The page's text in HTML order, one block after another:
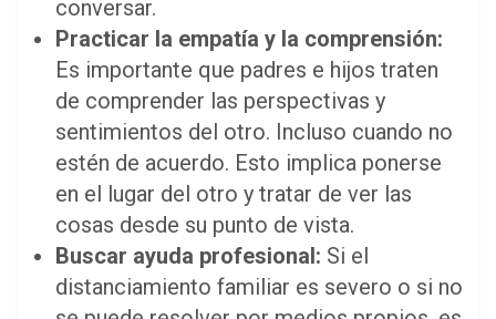
conversar.
Practicar la empatía y la comprensión:
Es importante que padres e hijos traten
de comprender las perspectivas y
sentimientos del otro. Incluso cuando no
estén de acuerdo. Esto implica ponerse
en el lugar del otro y tratar de ver las
cosas desde su punto de vista.
Buscar ayuda profesional: Si el
distanciamiento familiar es severo o si no